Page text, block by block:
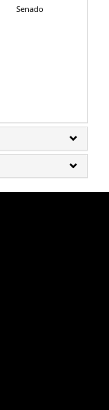
Senado